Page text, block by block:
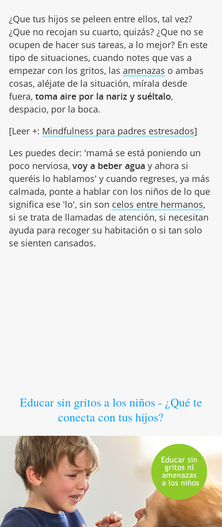
¿Que tus hijos se peleen entre ellos, tal vez?
¿Que no recojan su cuarto, quizás? ¿Que no se
ocupen de hacer sus tareas, a lo mejor? En este
tipo de situaciones, cuando notes que vas a
empezar con los gritos, las amenazas o ambas
cosas, aléjate de la situación, mírala desde
fuera, toma aire por la nariz y suéltalo,
despacio, por la boca.
[Leer +: Mindfulness para padres estresados]
Les puedes decir: 'mamá se está poniendo un
poco nerviosa, voy a beber agua y ahora si
queréis lo hablamos' y cuando regreses, ya más
calmada, ponte a hablar con los niños de lo que
significa ese 'lo', sin son celos entre hermanos,
si se trata de llamadas de atención, si necesitan
ayuda para recoger su habitación o si tan solo
se sienten cansados.
Educar sin gritos a los niños - ¿Qué te
conecta con tus hijos?